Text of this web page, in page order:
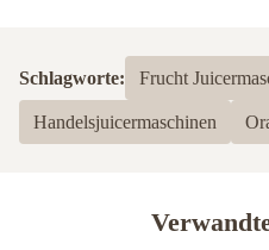
Schlagworte: Frucht
Handelsjuicermaschinen